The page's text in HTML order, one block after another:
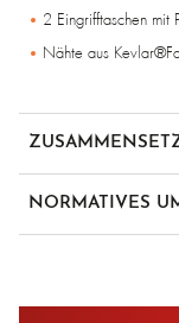
2 Eingrifftaschen mit
Nähte aus
Molton 430 g/m²,
Para-Aramid 500 g/
NORMATIVES